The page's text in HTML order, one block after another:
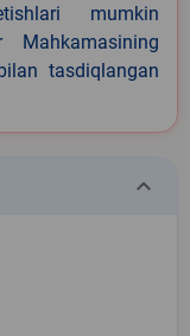
mumkin
Mahkamasining
tasdiqlangan
keyboard_arrow_down